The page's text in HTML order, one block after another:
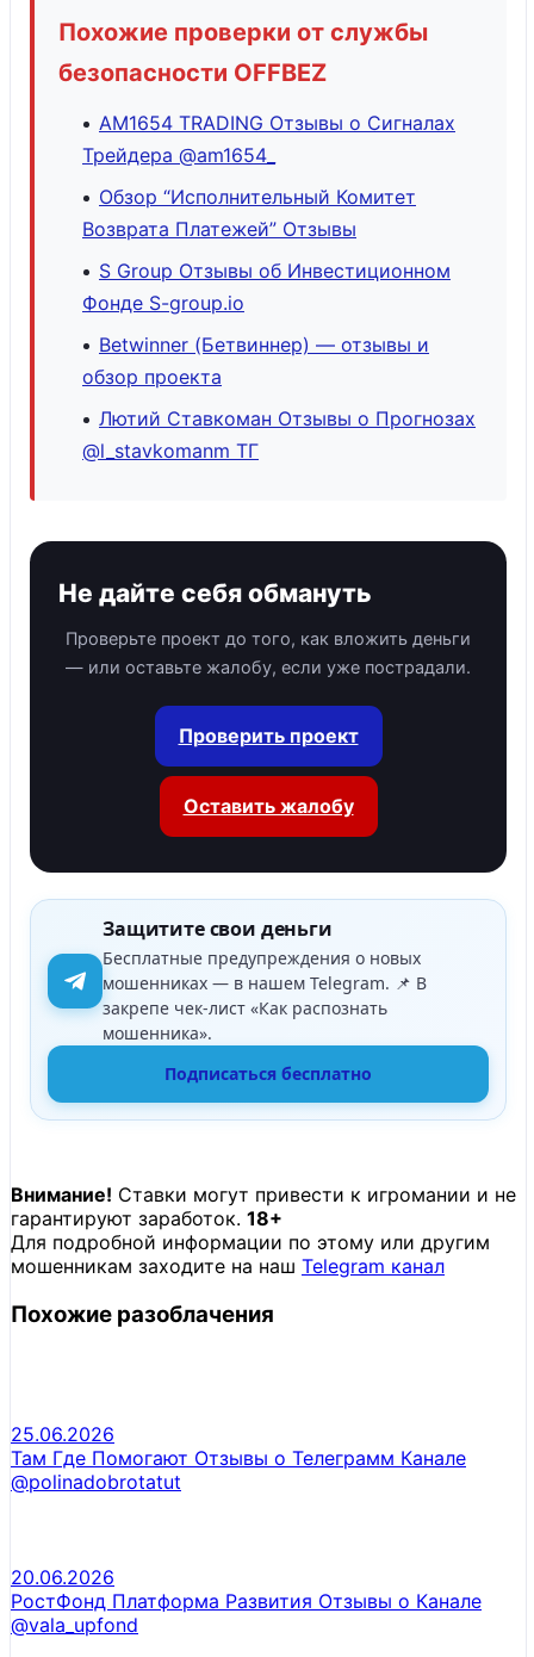
Похожие проверки от службы
безопасности OFFBEZ
AM1654 TRADING Отзывы о Сигналах
Трейдера @am1654_
Обзор “Исполнительный Комитет
Возврата Платежей” Отзывы
S Group Отзывы об Инвестиционном
Фонде S-group.io
Betwinner (Бетвиннер) — отзывы и
обзор проекта
Лютий Ставкоман Отзывы о Прогнозах
@l_stavkomanm ТГ
Не дайте себя обмануть
Проверьте проект до того, как вложить деньги
— или оставьте жалобу, если уже пострадали.
Проверить проект
Оставить жалобу
Защитите свои деньги
Бесплатные предупреждения о новых
мошенниках — в нашем Telegram. 📌 В
закрепе чек-лист «Как распознать
мошенника».
Подписаться бесплатно
Внимание! Ставки могут привести к игромании и не
гарантируют заработок. 18+
Для подробной информации по этому или другим
мошенникам заходите на наш Telegram канал
Похожие разоблачения
25.06.2026
Там Где Помогают Отзывы о Телеграмм Канале
@polinadobrotatut
20.06.2026
РостФонд Платформа Развития Отзывы о Канале
@vala_upfond